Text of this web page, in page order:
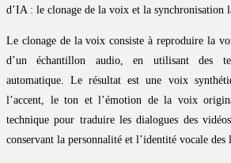
d’IA : le clonage de la voix et la synchronisation
Le clonage de la voix consiste à reproduire la
d’un échantillon audio, en utilisant des
automatique. Le résultat est une voix
l’accent, le ton et l’émotion de la voix
technique pour traduire les dialogues des
conservant la personnalité et l’identité vocale des